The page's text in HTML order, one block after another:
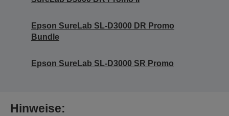
Epson SureLab SL-D3000 DR Promo
Bundle
Epson SureLab SL-D3000 SR Promo
Hinweise: